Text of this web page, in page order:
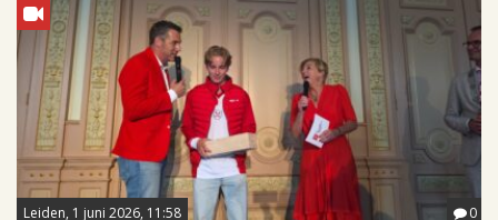
Leiden, 1 juni 2026, 11:58 0